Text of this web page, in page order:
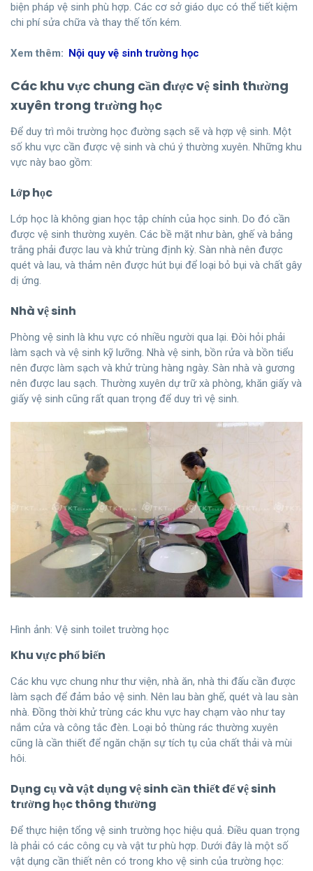
biện pháp vệ sinh phù hợp. Các cơ sở giáo dục có thể tiết kiệm
chi phí sửa chữa và thay thế tốn kém.
Xem thêm: Nội quy vệ sinh trường học
Các khu vực chung cần được vệ sinh thường
xuyên trong trường học
Để duy trì môi trường học đường sạch sẽ và hợp vệ sinh. Một
số khu vực cần được vệ sinh và chú ý thường xuyên. Những khu
vực này bao gồm:
Lớp học
Lớp học là không gian học tập chính của học sinh. Do đó cần
được vệ sinh thường xuyên. Các bề mặt như bàn, ghế và bảng
trắng phải được lau và khử trùng định kỳ. Sàn nhà nên được
quét và lau, và thảm nên được hút bụi để loại bỏ bụi và chất gây
dị ứng.
Nhà vệ sinh
Phòng vệ sinh là khu vực có nhiều người qua lại. Đòi hỏi phải
làm sạch và vệ sinh kỹ lưỡng. Nhà vệ sinh, bồn rửa và bồn tiểu
nên được làm sạch và khử trùng hàng ngày. Sàn nhà và gương
nên được lau sạch. Thường xuyên dự trữ xà phòng, khăn giấy và
giấy vệ sinh cũng rất quan trọng để duy trì vệ sinh.
Hình ảnh: Vệ sinh toilet trường học
Khu vực phổ biến
Các khu vực chung như thư viện, nhà ăn, nhà thi đấu cần được
làm sạch để đảm bảo vệ sinh. Nên lau bàn ghế, quét và lau sàn
nhà. Đồng thời khử trùng các khu vực hay chạm vào như tay
nắm cửa và công tắc đèn. Loại bỏ thùng rác thường xuyên
cũng là cần thiết để ngăn chặn sự tích tụ của chất thải và mùi
hôi.
Dụng cụ và vật dụng vệ sinh cần thiết để vệ sinh
trường học thông thường
Để thực hiện tổng vệ sinh trường học hiệu quả. Điều quan trọng
là phải có các công cụ và vật tư phù hợp. Dưới đây là một số
vật dụng cần thiết nên có trong kho vệ sinh của trường học: